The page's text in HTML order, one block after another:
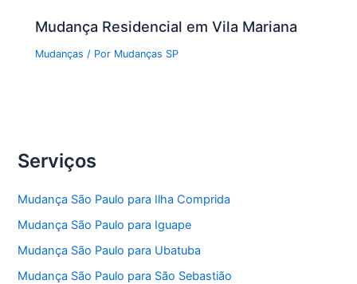
Mudança Residencial em Vila Mariana
Mudanças / Por Mudanças SP
Serviços
Mudança São Paulo para Ilha Comprida
Mudança São Paulo para Iguape
Mudança São Paulo para Ubatuba
Mudança São Paulo para São Sebastião